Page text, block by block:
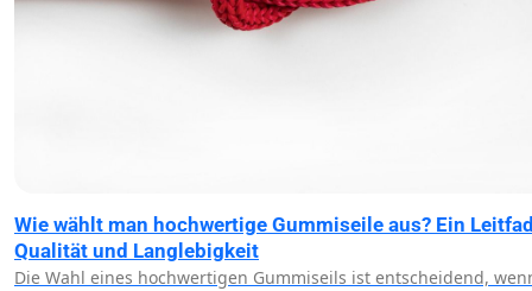
Wie wählt man hochwertige Gummiseile aus? Ein
Qualität und Langlebigkeit
Die Wahl eines hochwertigen Gummiseils ist entscheidend,